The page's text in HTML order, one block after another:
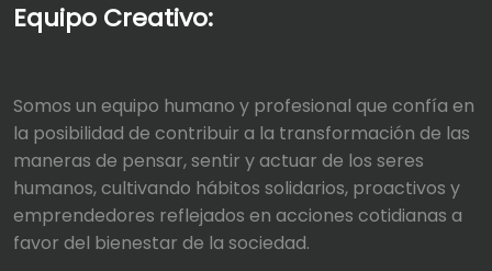
Equipo Creativo:
Somos un equipo humano y profesional que confía en
la posibilidad de contribuir a la transformación de las
maneras de pensar, sentir y actuar de los seres
humanos, cultivando hábitos solidarios, proactivos y
emprendedores reflejados en acciones cotidianas a
favor del bienestar de la sociedad.